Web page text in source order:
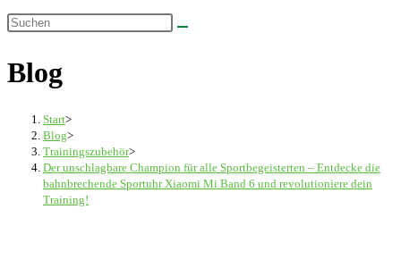
umschalten
Diese
durchsuchen
Blog
Start>
Blog>
Trainingszubehör>
Der unschlagbare Champion für alle Sportbegeisterten – Entdecke die
bahnbrechende Sportuhr Xiaomi Mi Band 6 und revolutioniere dein
Training!